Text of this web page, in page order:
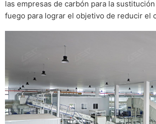
las empresas de carbón para la
fuego para lograr el objetivo de reducir el